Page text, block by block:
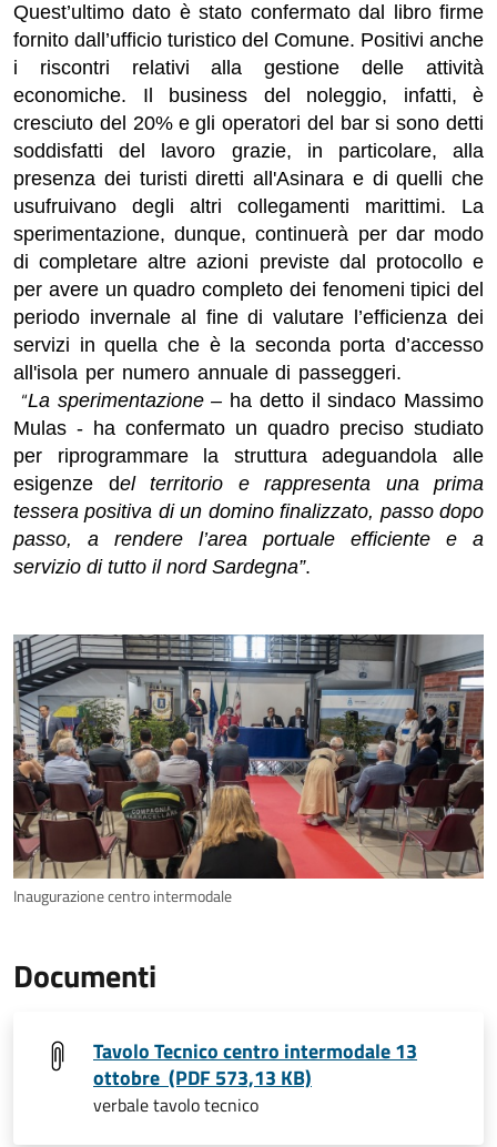
Quest’ultimo dato è stato confermato dal libro firme
fornito dall’ufficio turistico del Comune. Positivi anche
i riscontri relativi allagestione delle attività
economiche. Il business del noleggio, infatti, è
cresciuto del 20%e gli operatori del barsi sono detti
soddisfatti del lavoro grazie, in particolare, alla
presenza dei turisti diretti all'Asinara e di quelli che
usufruivano degli altri collegamenti marittimi. La
sperimentazione, dunque, continuerà per dar modo
di completare altre azioni previste dal protocollo e
per avere un quadro completo dei fenomeni tipici del
periodo invernale al fine di valutare l’efficienza dei
servizi in quella che è la seconda porta d’accesso
all'isola per numero annuale di passeggeri.
“La sperimentazione – ha detto il sindaco Massimo
Mulas - ha confermato un quadro preciso studiato
per riprogrammare la strutturaadeguandola alle
esigenze del territorio e rappresenta una prima
tessera positiva di un domino finalizzato, passo dopo
passo, a rendere l’area portuale efficiente e a
servizio di tutto il nord Sardegna”.
Inaugurazione centro intermodale
Documenti
Tavolo Tecnico centro intermodale 13
ottobre (PDF 573,13 KB)
verbale tavolo tecnico